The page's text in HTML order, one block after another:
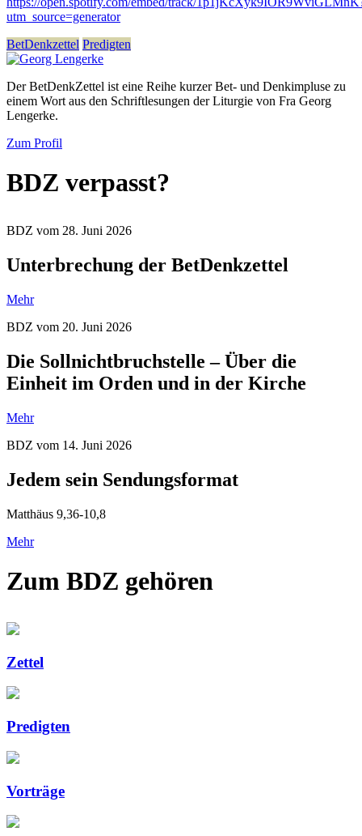
utm_source=generator
BetDenkzettel Predigten
Der BetDenkZettel ist eine Reihe kurzer Bet- und Denkimpluse zu
einem Wort aus den Schriftlesungen der Liturgie von Fra Georg
Lengerke.
Zum Profil
BDZ verpasst?
BDZ vom 28. Juni 2026
Unterbrechung der BetDenkzettel
Mehr
BDZ vom 20. Juni 2026
Die Sollnichtbruchstelle – Über die
Einheit im Orden und in der Kirche
Mehr
BDZ vom 14. Juni 2026
Jedem sein Sendungsformat
Matthäus 9,36-10,8
Mehr
Zum BDZ gehören
Zettel
Predigten
Vorträge